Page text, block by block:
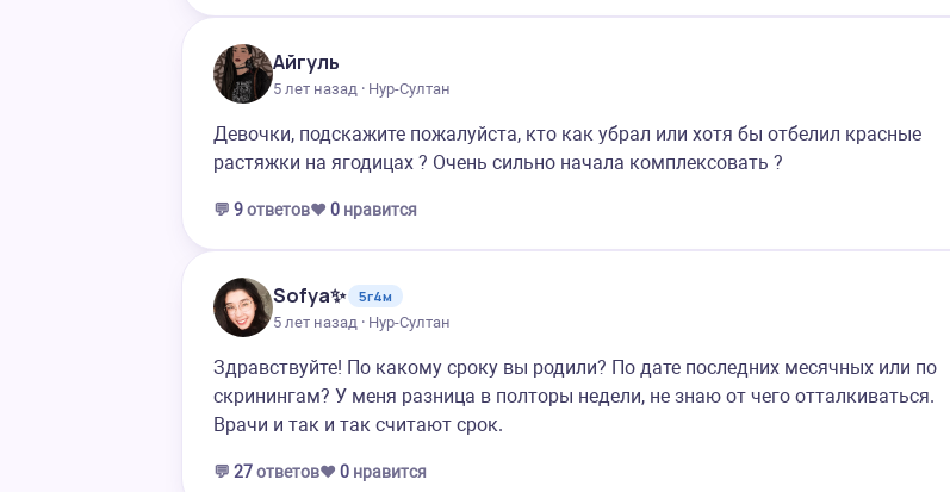
Айгуль
5 лет назад · Нур-Султан
Девочки, подскажите пожалуйста, кто как убрал или хотя бы отбелил красные
растяжки на ягодицах ? Очень сильно начала комплексовать ?
💬 9ответов❤️ 0 нравится
Sofya✨
5г4м
5 лет назад · Нур-Султан
Здравствуйте! По какому сроку вы родили? По дате последних месячных или по
скринингам? У меня разница в полторы недели, не знаю от чего отталкиваться.
Врачи и так и так считают срок.
💬 27ответов❤️ 0 нравится